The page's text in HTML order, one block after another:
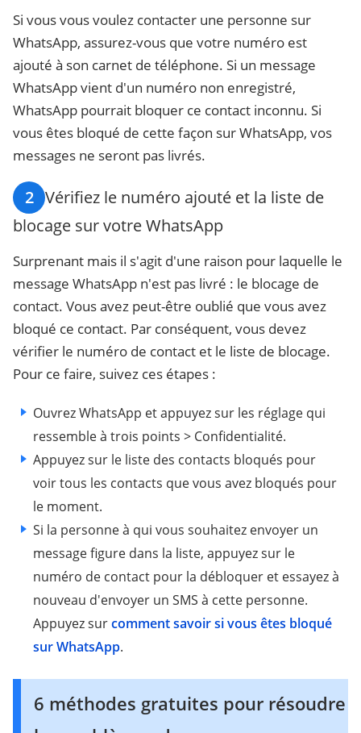
Si vous vous voulez contacter une personne sur
WhatsApp, assurez-vous que votre numéro est
ajouté à son carnet de téléphone. Si un message
WhatsApp vient d'un numéro non enregistré,
WhatsApp pourrait bloquer ce contact inconnu. Si
vous êtes bloqué de cette façon sur WhatsApp, vos
messages ne seront pas livrés.
2 Vérifiez le numéro ajouté et la liste de
blocage sur votre WhatsApp
Surprenant mais il s'agit d'une raison pour laquelle le
message WhatsApp n'est pas livré : le blocage de
contact. Vous avez peut-être oublié que vous avez
bloqué ce contact. Par conséquent, vous devez
vérifier le numéro de contact et le liste de blocage.
Pour ce faire, suivez ces étapes :
Ouvrez WhatsApp et appuyez sur les réglage qui
ressemble à trois points > Confidentialité.
Appuyez sur le liste des contacts bloqués pour
voir tous les contacts que vous avez bloqués pour
le moment.
Si la personne à qui vous souhaitez envoyer un
message figure dans la liste, appuyez sur le
numéro de contact pour la débloquer et essayez à
nouveau d'envoyer un SMS à cette personne.
Appuyez surcomment savoir si vous êtes bloqué
sur WhatsApp.
6 méthodes gratuites pour résoudre